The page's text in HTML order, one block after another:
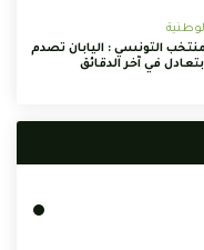
التونسي : اليابان تصدم
في آخر الدقائق